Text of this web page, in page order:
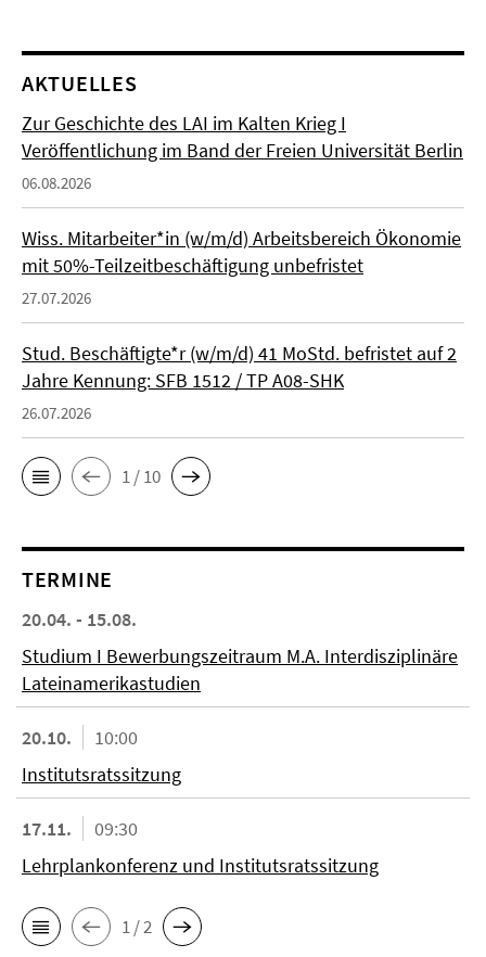
AKTUELLES
Zur Geschichte des LAI im Kalten Krieg I
Veröffentlichung im Band der Freien Universität Berlin
06.08.2026
Wiss. Mitarbeiter*in (w/m/d) Arbeitsbereich Ökonomie
mit 50%-Teilzeitbeschäftigung unbefristet
27.07.2026
Stud. Beschäftigte*r (w/m/d) 41 MoStd. befristet auf 2
Jahre Kennung: SFB 1512 / TP A08-SHK
26.07.2026
1 / 10
TERMINE
20.04. - 15.08.
Studium I Bewerbungszeitraum M.A. Interdisziplinäre
Lateinamerikastudien
20.10.
10:00
Institutsratssitzung
17.11.
09:30
Lehrplankonferenz und Institutsratssitzung
1 / 2